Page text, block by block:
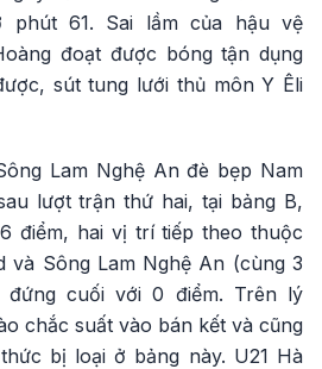
phút 61. Sai lầm của hậu vệ
đoạt được bóng tận dụng
sút tung lưới thủ môn Y Êli
Lam Nghệ An đè bẹp Nam
lượt trận thứ hai, tại bảng B,
điểm, hai vị trí tiếp theo thuộc
và Sông Lam Nghệ An (cùng 3
cuối với 0 điểm. Trên lý
chắc suất vào bán kết và cũng
bị loại ở bảng này. U21 Hà